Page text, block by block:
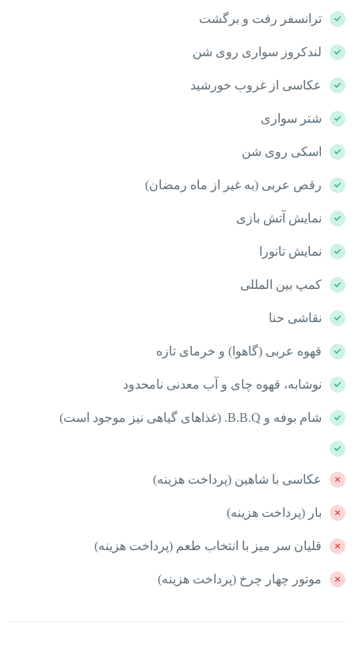
ترانسفر رفت و برگشت
لندکروز سواری روی شن
عکاسی از غروب خورشید
شتر سواری
اسکی روی شن
رقص عربی (به غیر از ماه رمضان)
نمایش آتش بازی
نمایش تانورا
کمپ بین المللی
نقاشی حنا
قهوه عربی (گاهوا) و خرمای تازه
نوشابه، قهوه چای و آب معدنی نامحدود
شام بوفه و B.B.Q. (غذاهای گیاهی نیز موجود است)
عکاسی با شاهین (پرداخت هزینه)
بار (پرداخت هزینه)
قلیان سر میز با انتخاب طعم (پرداخت هزینه)
موتور چهار چرخ (پرداخت هزینه)